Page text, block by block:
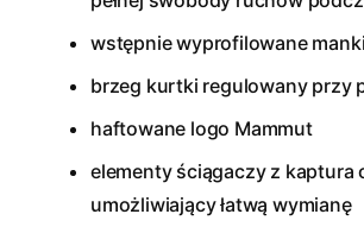
wstępnie wyprofilowane
brzeg kurtki regulowany przy
haftowane logo Mammut
elementy ściągaczy z
umożliwiający łatwą wymianę